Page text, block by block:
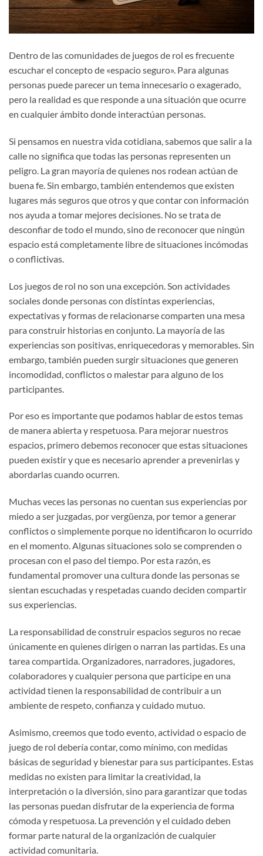
Dentro de las comunidades de juegos de rol es frecuente
escuchar el concepto de «espacio seguro». Para algunas
personas puede parecer un tema innecesario o exagerado,
pero la realidad es que responde a una situación que ocurre
en cualquier ámbito donde interactúan personas.
Si pensamos en nuestra vida cotidiana, sabemos que salir a la
calle no significa que todas las personas representen un
peligro. La gran mayoría de quienes nos rodean actúan de
buena fe. Sin embargo, también entendemos que existen
lugares más seguros que otros y que contar con información
nos ayuda a tomar mejores decisiones. No se trata de
desconfiar de todo el mundo, sino de reconocer que ningún
espacio está completamente libre de situaciones incómodas
o conflictivas.
Los juegos de rol no son una excepción. Son actividades
sociales donde personas con distintas experiencias,
expectativas y formas de relacionarse comparten una mesa
para construir historias en conjunto. La mayoría de las
experiencias son positivas, enriquecedoras y memorables. Sin
embargo, también pueden surgir situaciones que generen
incomodidad, conflictos o malestar para alguno de los
participantes.
Por eso es importante que podamos hablar de estos temas
de manera abierta y respetuosa. Para mejorar nuestros
espacios, primero debemos reconocer que estas situaciones
pueden existir y que es necesario aprender a prevenirlas y
abordarlas cuando ocurren.
Muchas veces las personas no cuentan sus experiencias por
miedo a ser juzgadas, por vergüenza, por temor a generar
conflictos o simplemente porque no identificaron lo ocurrido
en el momento. Algunas situaciones solo se comprenden o
procesan con el paso del tiempo. Por esta razón, es
fundamental promover una cultura donde las personas se
sientan escuchadas y respetadas cuando deciden compartir
sus experiencias.
La responsabilidad de construir espacios seguros no recae
únicamente en quienes dirigen o narran las partidas. Es una
tarea compartida. Organizadores, narradores, jugadores,
colaboradores y cualquier persona que participe en una
actividad tienen la responsabilidad de contribuir a un
ambiente de respeto, confianza y cuidado mutuo.
Asimismo, creemos que todo evento, actividad o espacio de
juego de rol debería contar, como mínimo, con medidas
básicas de seguridad y bienestar para sus participantes. Estas
medidas no existen para limitar la creatividad, la
interpretación o la diversión, sino para garantizar que todas
las personas puedan disfrutar de la experiencia de forma
cómoda y respetuosa. La prevención y el cuidado deben
formar parte natural de la organización de cualquier
actividad comunitaria.